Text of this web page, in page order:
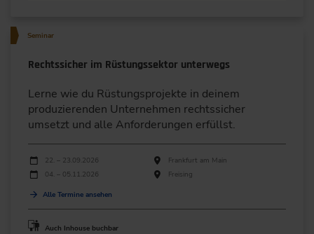
Seminar
Rechtssicher im Rüstungssektor unterwegs
Lerne wie du Rüstungsprojekte in deinem
produzierenden Unternehmen rechtssicher
umsetzt und alle Anforderungen erfüllst.
Durchführungen
Veranstaltungsdatum Veranstaltungsort
22. – 23.09.2026
Frankfurt am Main
04. – 05.11.2026
Freising
Alle Termine ansehen
Auch Inhouse buchbar